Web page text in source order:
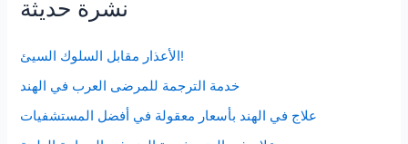
نشرة حديثة
الأعذار مقابل السلوك السيئ!
خدمة الترجمة للمرضى العرب في الهند
علاج في الهند بأسعار معقولة في أفضل المستشفيات